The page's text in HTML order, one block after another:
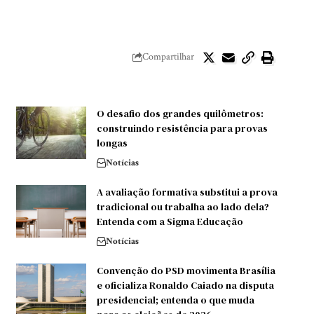
Compartilhar
O desafio dos grandes quilômetros:
construindo resistência para provas
longas
Notícias
A avaliação formativa substitui a prova
tradicional ou trabalha ao lado dela?
Entenda com a Sigma Educação
Notícias
Convenção do PSD movimenta Brasília
e oficializa Ronaldo Caiado na disputa
presidencial; entenda o que muda